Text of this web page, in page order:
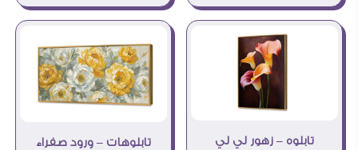
تابلوه – زهور لي لي تابلوهات – ورود صفراء